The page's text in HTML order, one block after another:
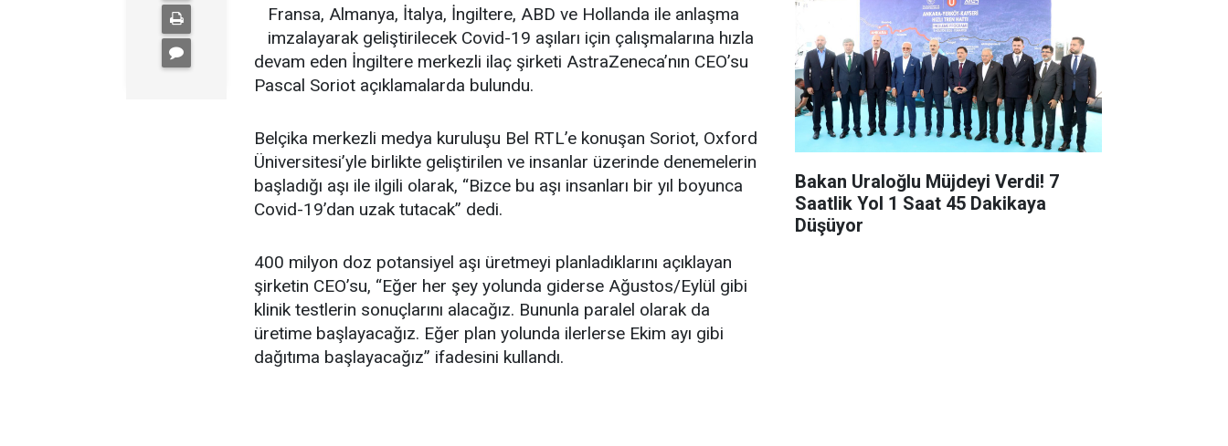
Fransa, Almanya, İtalya, İngiltere, ABD ve Hollanda ile anlaşma
imzalayarak geliştirilecek Covid-19 aşıları için çalışmalarına hızla
devam eden İngiltere merkezli ilaç şirketi AstraZeneca’nın CEO’su
Pascal Soriot açıklamalarda bulundu.
Belçika merkezli medya kuruluşu Bel RTL’e konuşan Soriot, Oxford
Üniversitesi’yle birlikte geliştirilen ve insanlar üzerinde denemelerin
başladığı aşı ile ilgili olarak, “Bizce bu aşı insanları bir yıl boyunca
Covid-19’dan uzak tutacak” dedi.
400 milyon doz potansiyel aşı üretmeyi planladıklarını açıklayan
şirketin CEO’su, “Eğer her şey yolunda giderse Ağustos/Eylül gibi
klinik testlerin sonuçlarını alacağız. Bununla paralel olarak da
üretime başlayacağız. Eğer plan yolunda ilerlerse Ekim ayı gibi
dağıtıma başlayacağız” ifadesini kullandı.
Bakan Uraloğlu Müjdeyi Verdi! 7
Saatlik Yol 1 Saat 45 Dakikaya
Düşüyor